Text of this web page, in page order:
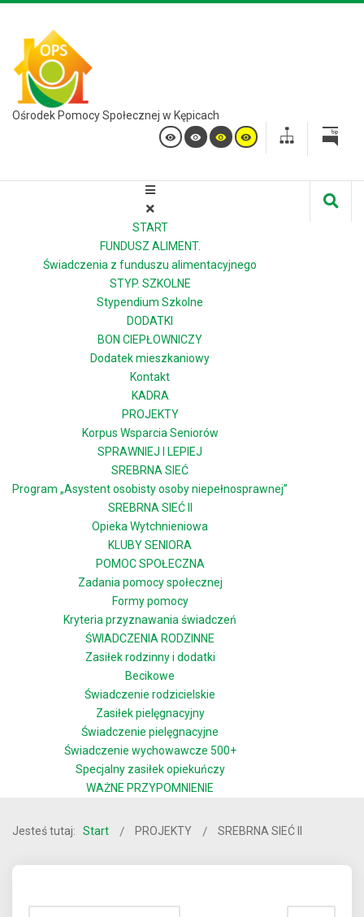
Ośrodek Pomocy Społecznej w Kępicach
START
FUNDUSZ ALIMENT.
Świadczenia z funduszu alimentacyjnego
STYP. SZKOLNE
Stypendium Szkolne
DODATKI
BON CIEPŁOWNICZY
Dodatek mieszkaniowy
Kontakt
KADRA
PROJEKTY
Korpus Wsparcia Seniorów
SPRAWNIEJ I LEPIEJ
SREBRNA SIEĆ
Program „Asystent osobisty osoby niepełnosprawnej”
SREBRNA SIEĆ II
Opieka Wytchnieniowa
KLUBY SENIORA
POMOC SPOŁECZNA
Zadania pomocy społecznej
Formy pomocy
Kryteria przyznawania świadczeń
ŚWIADCZENIA RODZINNE
Zasiłek rodzinny i dodatki
Becikowe
Świadczenie rodzicielskie
Zasiłek pielęgnacyjny
Świadczenie pielęgnacyjne
Świadczenie wychowawcze 500+
Specjalny zasiłek opiekuńczy
WAŻNE PRZYPOMNIENIE
Jesteś tutaj: Start PROJEKTY SREBRNA SIEĆ II